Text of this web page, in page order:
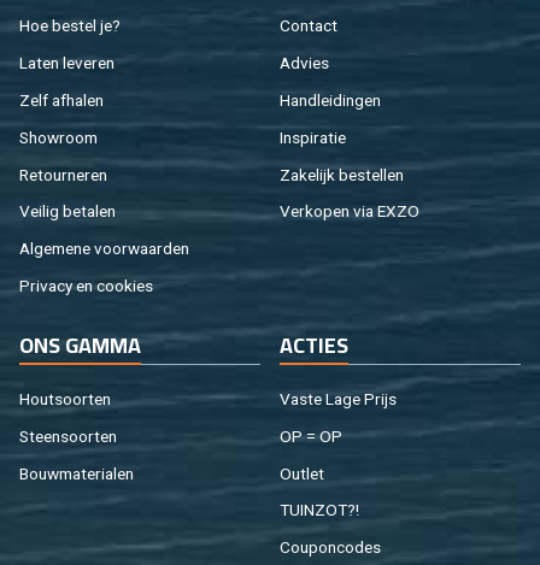
Hoe be­stel je?
Laten le­ve­ren
Zelf af­ha­len
Show­room
Re­tour­ne­ren
Vei­lig be­ta­len
Al­ge­me­ne voor­waar­den
Pri­va­cy en coo­kies
Con­tact
Ad­vies
Hand­lei­din­gen
In­spi­ra­tie
Za­ke­lijk be­stel­len
Ver­ko­pen via EXZO
ONS GAMMA
Hout­soor­ten
Steen­soor­ten
Bouw­ma­te­ri­a­len
AC­TIES
Vaste Lage Prijs
OP = OP
Out­let
TUIN­ZOT?!
Cou­pon­co­des